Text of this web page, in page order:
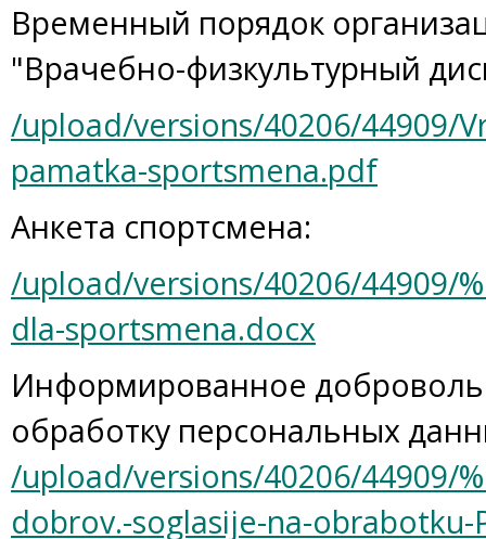
Временный порядок
"Врачебно-физкультурный
/upload/versions/40206/44909/
pamatka-sportsmena.pdf
Анкета спортсмена:
/upload/versions/40206/44909/
dla-sportsmena.docx
Информированное
обработку персональных
/upload/versions/40206/44909/
dobrov.-soglasije-na-obrabotku-